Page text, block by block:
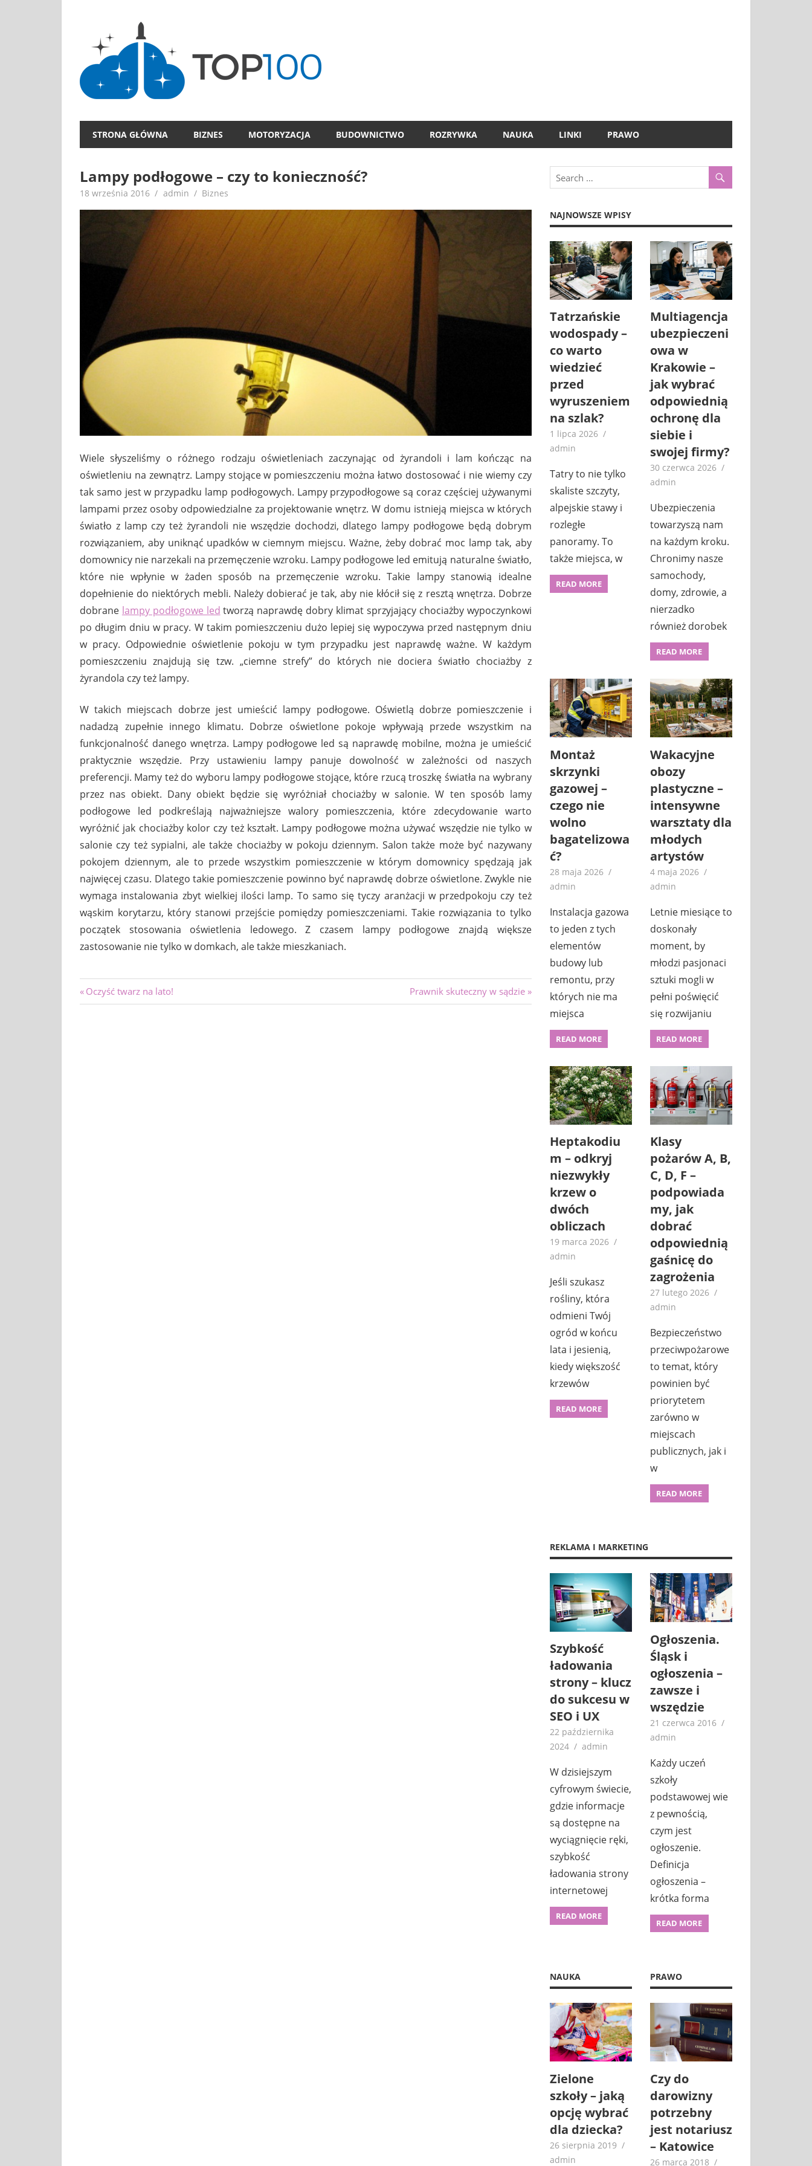
STRONA GŁÓWNA BIZNES MOTORYZACJA BUDOWNICTWO ROZRYWKA NAUKA LINKI PRAWO
Lampy podłogowe – czy to konieczność?
18 września 2016 admin Biznes
Wiele słyszeliśmy o różnego rodzaju oświetleniach zaczynając od żyrandoli i lam kończąc na
oświetleniu na zewnątrz. Lampy stojące w pomieszczeniu można łatwo dostosować i nie wiemy czy
tak samo jest w przypadku lamp podłogowych. Lampy przypodłogowe są coraz częściej używanymi
lampami przez osoby odpowiedzialne za projektowanie wnętrz. W domu istnieją miejsca w których
światło z lamp czy też żyrandoli nie wszędzie dochodzi, dlatego lampy podłogowe będą dobrym
rozwiązaniem, aby uniknąć upadków w ciemnym miejscu. Ważne, żeby dobrać moc lamp tak, aby
domownicy nie narzekali na przemęczenie wzroku. Lampy podłogowe led emitują naturalne światło,
które nie wpłynie w żaden sposób na przemęczenie wzroku. Takie lampy stanowią idealne
dopełnienie do niektórych mebli. Należy dobierać je tak, aby nie kłócił się z resztą wnętrza. Dobrze
dobrane lampy podłogowe led tworzą naprawdę dobry klimat sprzyjający chociażby wypoczynkowi
po długim dniu w pracy. W takim pomieszczeniu dużo lepiej się wypoczywa przed następnym dniu
w pracy. Odpowiednie oświetlenie pokoju w tym przypadku jest naprawdę ważne. W każdym
pomieszczeniu znajdują się tzw. „ciemne strefy” do których nie dociera światło chociażby z
żyrandola czy też lampy.
W takich miejscach dobrze jest umieścić lampy podłogowe. Oświetlą dobrze pomieszczenie i
nadadzą zupełnie innego klimatu. Dobrze oświetlone pokoje wpływają przede wszystkim na
funkcjonalność danego wnętrza. Lampy podłogowe led są naprawdę mobilne, można je umieścić
praktycznie wszędzie. Przy ustawieniu lampy panuje dowolność w zależności od naszych
preferencji. Mamy też do wyboru lampy podłogowe stojące, które rzucą troszkę światła na wybrany
przez nas obiekt. Dany obiekt będzie się wyróżniał chociażby w salonie. W ten sposób lamy
podłogowe led podkreślają najważniejsze walory pomieszczenia, które zdecydowanie warto
wyróżnić jak chociażby kolor czy też kształt. Lampy podłogowe można używać wszędzie nie tylko w
salonie czy też sypialni, ale także chociażby w pokoju dziennym. Salon także może być nazywany
pokojem dziennym, ale to przede wszystkim pomieszczenie w którym domownicy spędzają jak
najwięcej czasu. Dlatego takie pomieszczenie powinno być naprawdę dobrze oświetlone. Zwykle nie
wymaga instalowania zbyt wielkiej ilości lamp. To samo się tyczy aranżacji w przedpokoju czy też
wąskim korytarzu, który stanowi przejście pomiędzy pomieszczeniami. Takie rozwiązania to tylko
początek stosowania oświetlenia ledowego. Z czasem lampy podłogowe znajdą większe
zastosowanie nie tylko w domkach, ale także mieszkaniach.
Nawigacja
Previous
Post:
Oczyść twarz na lato!
Next
Post:
Prawnik skuteczny w sądzie
NAJNOWSZE WPISY
Tatrzańskie
wodospady –
co warto
wiedzieć
przed
wyruszeniem
na szlak?
1 lipca 2026
admin
Tatry to nie tylko
skaliste szczyty,
alpejskie stawy i
rozległe
panoramy. To
także miejsca, w
READ MORE
Multiagencja
ubezpieczeni
owa w
Krakowie –
jak wybrać
odpowiednią
ochronę dla
siebie i
swojej firmy?
30 czerwca 2026
admin
Ubezpieczenia
towarzyszą nam
na każdym kroku.
Chronimy nasze
samochody,
domy, zdrowie, a
nierzadko
również dorobek
READ MORE
Montaż
skrzynki
gazowej –
czego nie
wolno
bagatelizowa
ć?
28 maja 2026
admin
Instalacja gazowa
to jeden z tych
elementów
budowy lub
remontu, przy
których nie ma
miejsca
READ MORE
Wakacyjne
obozy
plastyczne –
intensywne
warsztaty dla
młodych
artystów
4 maja 2026
admin
Letnie miesiące to
doskonały
moment, by
młodzi pasjonaci
sztuki mogli w
pełni poświęcić
się rozwijaniu
READ MORE
Heptakodiu
m – odkryj
niezwykły
krzew o
dwóch
obliczach
19 marca 2026
admin
Jeśli szukasz
rośliny, która
odmieni Twój
ogród w końcu
lata i jesienią,
kiedy większość
krzewów
READ MORE
Klasy
pożarów A, B,
C, D, F –
podpowiada
my, jak
dobrać
odpowiednią
gaśnicę do
zagrożenia
27 lutego 2026
admin
Bezpieczeństwo
przeciwpożarowe
to temat, który
powinien być
priorytetem
zarówno w
miejscach
publicznych, jak i
w
READ MORE
REKLAMA I MARKETING
Szybkość
ładowania
strony – klucz
do sukcesu w
SEO i UX
22 października
2024
admin
W dzisiejszym
cyfrowym świecie,
gdzie informacje
są dostępne na
wyciągnięcie ręki,
szybkość
ładowania strony
internetowej
READ MORE
Ogłoszenia.
Śląsk i
ogłoszenia –
zawsze i
wszędzie
21 czerwca 2016
admin
Każdy uczeń
szkoły
podstawowej wie
z pewnością,
czym jest
ogłoszenie.
Definicja
ogłoszenia –
krótka forma
READ MORE
NAUKA
Zielone
szkoły – jaką
opcję wybrać
dla dziecka?
26 sierpnia 2019
admin
PRAWO
Czy do
darowizny
potrzebny
jest notariusz
– Katowice
26 marca 2018